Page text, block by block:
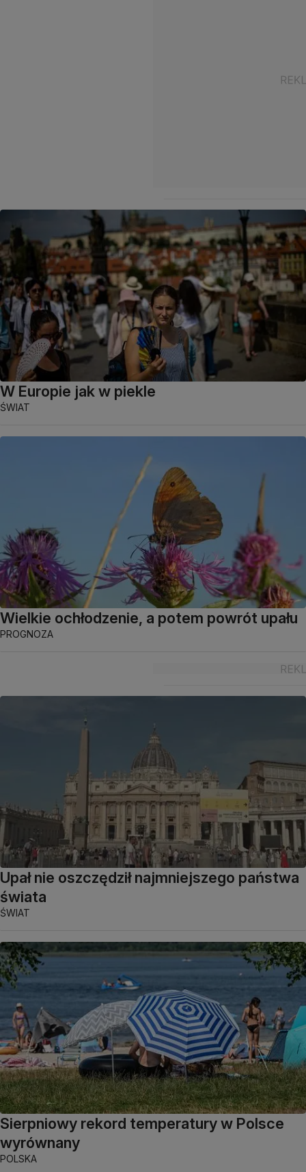
W Europie jak w piekle
ŚWIAT
Wielkie ochłodzenie, a potem powrót upału
PROGNOZA
Upał nie oszczędził najmniejszego państwa
świata
ŚWIAT
Sierpniowy rekord temperatury w Polsce
wyrównany
POLSKA